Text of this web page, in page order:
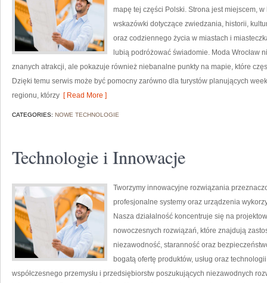
mapę tej części Polski. Strona jest miejscem,
wskazówki dotyczące zwiedzania, historii,
oraz codziennego życia w miastach i
lubią podróżować świadomie. Moda Wrocław
znanych atrakcji, ale pokazuje również niebanalne punkty na mapie, które
Dzięki temu serwis może być pomocny zarówno dla turystów planujących
regionu, którzy [ Read More ]
CATEGORIES: NOWE TECHNOLOGIE
Technologie i Innowacje
Tworzymy innowacyjne rozwiązania
profesjonalne systemy oraz urządzenia
Nasza działalność koncentruje się na
nowoczesnych rozwiązań, które znajdują
niezawodność, staranność oraz
bogatą ofertę produktów, usług oraz
współczesnego przemysłu i przedsiębiorstw poszukujących niezawodnych